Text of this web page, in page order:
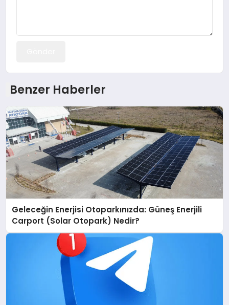
Benzer Haberler
Geleceğin Enerjisi Otoparkınızda: Güneş Enerjili
Carport (Solar Otopark) Nedir?